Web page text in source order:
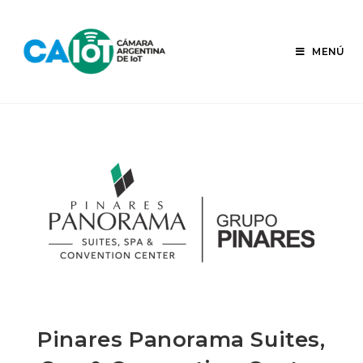
contenido
MENÚ
Pinares Panorama Suites,